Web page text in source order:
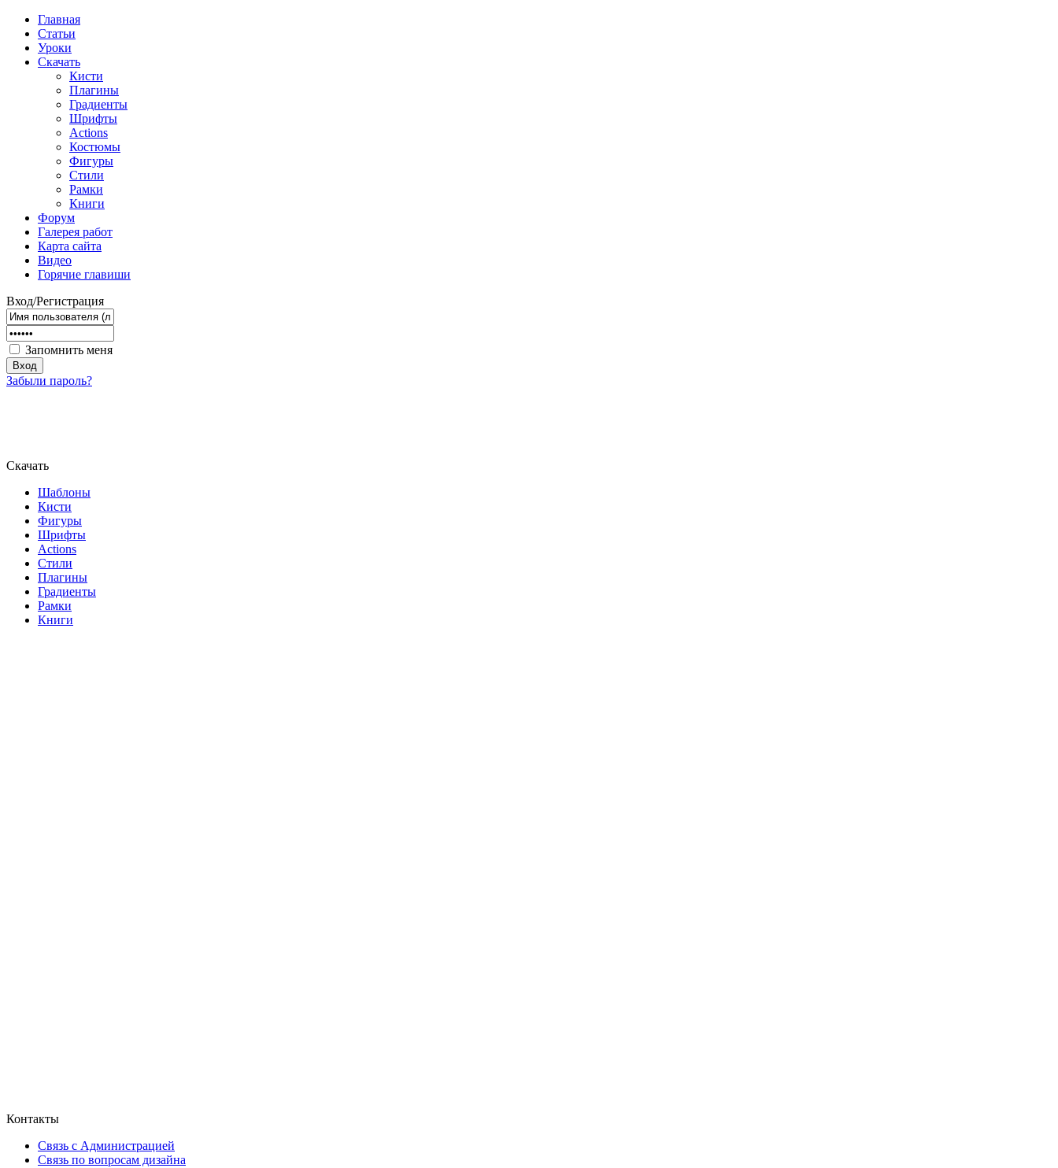
Главная
Статьи
Уроки
Скачать
Кисти
Плагины
Градиенты
Шрифты
Actions
Костюмы
Фигуры
Стили
Рамки
Книги
Форум
Галерея работ
Карта сайта
Видео
Горячие главиши
Вход/Регистрация
Запомнить меня
Забыли пароль?
Скачать
Шаблоны
Кисти
Фигуры
Шрифты
Actions
Стили
Плагины
Градиенты
Рамки
Книги
Контакты
Связь с Администрацией
Связь по вопросам дизайна